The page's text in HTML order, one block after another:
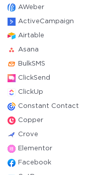
AWeber
ActiveCampaign
Airtable
Asana
BulkSMS
ClickSend
ClickUp
Constant Contact
Copper
Crove
Elementor
Facebook